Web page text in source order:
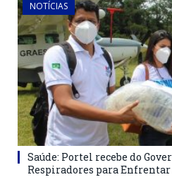
NOTÍCIAS
Saúde: Portel recebe do
Respiradores para Enfrentar